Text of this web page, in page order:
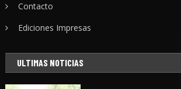
Contacto
Ediciones Impresas
ULTIMAS NOTICIAS